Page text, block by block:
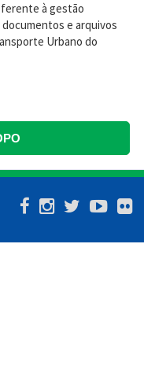
à gestão
e arquivos
Urbano do